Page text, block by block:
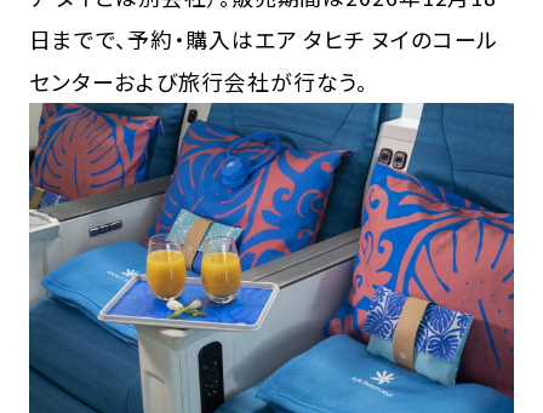
日までで、予約・購入はエア タヒチ ヌイのコール
センターおよび旅行会社が行なう。